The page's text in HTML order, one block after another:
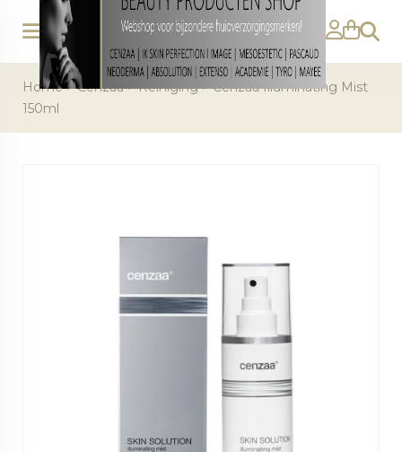
Home>Cenzaa>Reiniging>Cenzaa Illuminating Mist
150ml